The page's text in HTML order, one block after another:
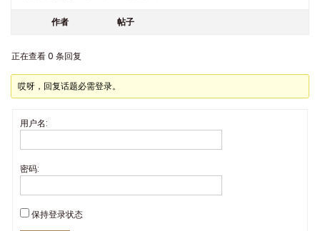
作者 帖子
正在查看 0 条回复
哎呀，回复话题必需登录。
用户名:
密码:
保持登录状态